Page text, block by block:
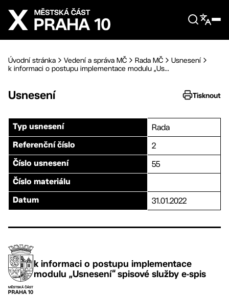
Přejít na hlavní obsah
Úvodní stránka Vedení a správa MČ Rada MČ
Usnesení
k informaci o postupu implementace modulu „Us...
Usnesení Tisknout
Typ usnesení Rada
Referenční číslo 2
Číslo usnesení 55
Číslo materiálu
Datum 31.01.2022
k informaci o postupu implementace
modulu „Usnesení“ spisové služby e-spis